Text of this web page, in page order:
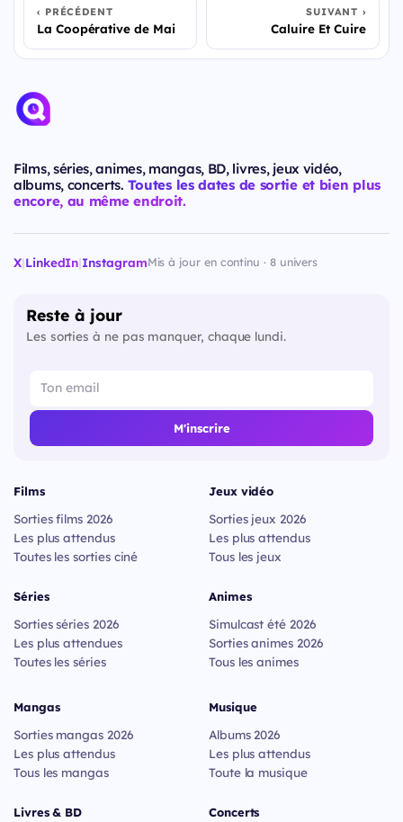
PRÉCÉDENT
La Coopérative de Mai
SUIVANT
Caluire Et Cuire
Films, séries, animes, mangas, BD, livres, jeux vidéo,
albums, concerts. Toutes les dates de sortie et bien plus
encore, au même endroit.
X|LinkedIn|InstagramMis à jour en continu · 8 univers
Reste à jour
Les sorties à ne pas manquer, chaque lundi.
M'inscrire
Films
Sorties films 2026
Les plus attendus
Toutes les sorties ciné
Séries
Sorties séries 2026
Les plus attendues
Toutes les séries
Jeux vidéo
Sorties jeux 2026
Les plus attendus
Tous les jeux
Animes
Simulcast été 2026
Sorties animes 2026
Tous les animes
Mangas
Sorties mangas 2026
Les plus attendus
Tous les mangas
Livres & BD
Musique
Albums 2026
Les plus attendus
Toute la musique
Concerts